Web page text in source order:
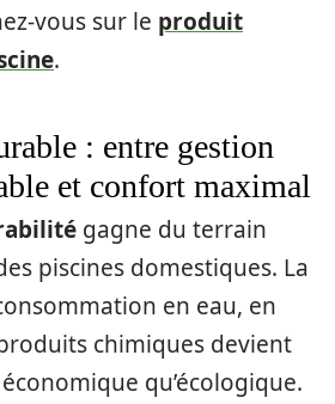
vous sur le produit
.
: entre gestion
et confort maximal
gagne du terrain
piscines domestiques. La
en eau, en
chimiques devient
qu’écologique.